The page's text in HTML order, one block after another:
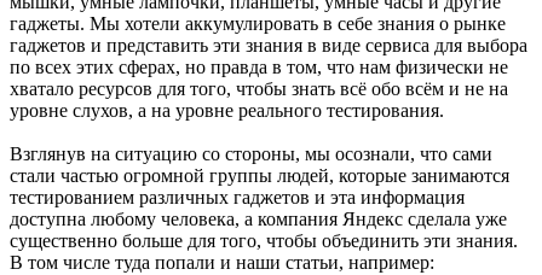
гаджеты. Мы хотели аккумулировать в себе знания о рынке
гаджетов и представить эти знания в виде сервиса для выбора
по всех этих сферах, но правда в том, что нам физически не
хватало ресурсов для того, чтобы знать всё обо всём и не на
уровне слухов, а на уровне реального тестирования.
Взглянув на ситуацию со стороны, мы осознали, что сами
стали частью огромной группы людей, которые занимаются
тестированием различных гаджетов и эта информация
доступна любому человека, а компания Яндекс сделала уже
существенно больше для того, чтобы объединить эти знания.
В том числе туда попали и наши статьи, например: